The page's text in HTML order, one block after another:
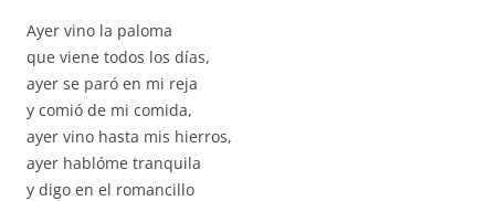
Ayer vino la paloma
que viene todos los días,
ayer se paró en mi reja
y comió de mi comida,
ayer vino hasta mis hierros,
ayer hablóme tranquila
y digo en el romancillo